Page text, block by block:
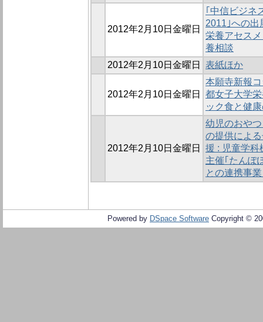
2012年2月10日金曜日
｢中信ビジネ
2011｣への出
栄養アセス
養相談
2012年2月10日金曜日
表紙ほか
2012年2月10日金曜日
本願寺新報
都女子大学
ック食と健
2012年2月10日金曜日
幼児のおや
の提供によ
援 : 児童学科
主催｢たんぽ
との連携事
Powered by DSpace Software Copyright ©